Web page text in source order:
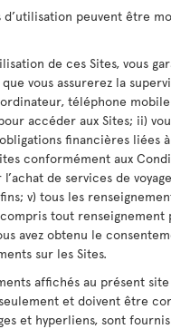
d’utilisation peuvent être
de ces Sites, vous
que vous assurerez la
téléphone
accéder aux Sites; ii)
financières liées
conformément aux
de services de
v) tous les
tout renseignement
avez obtenu le
sur les Sites.
affichés au présent
et doivent être
et hyperliens, sont